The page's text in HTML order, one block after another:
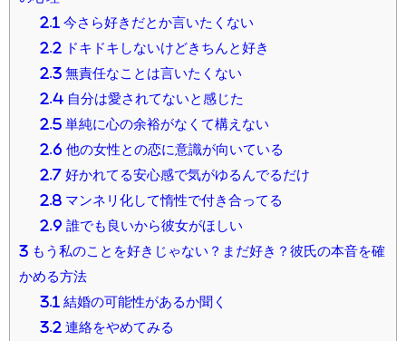
2.1 今さら好きだとか言いたくない
2.2 ドキドキしないけどきちんと好き
2.3無責任なことは言いたくない
2.4自分は愛されてないと感じた
2.5単純に心の余裕がなくて構えない
2.6 他の女性との恋に意識が向いている
2.7好かれてる安心感で気がゆるんでるだけ
2.8マンネリ化して惰性で付き合ってる
2.9 誰でも良いから彼女がほしい
3 もう私のことを好きじゃない？まだ好き？彼氏の本音を確
かめる方法
3.1 結婚の可能性があるか聞く
3.2 連絡をやめてみる